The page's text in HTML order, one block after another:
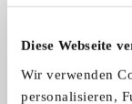
Diese Webseite
Wir verwenden
personalisieren,
1958?
unter +31 416
gerne alle Ihre
persönliches